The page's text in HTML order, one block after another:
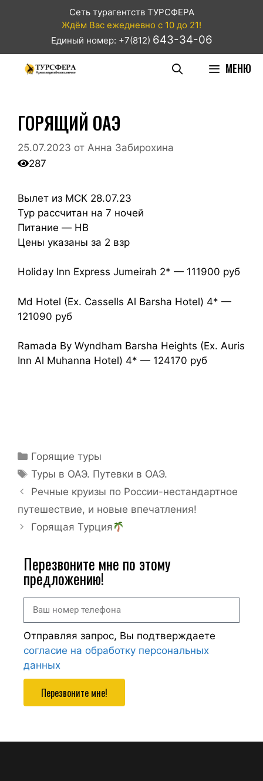
Сеть турагентств ТУРСФЕРА
Ждём Вас ежедневно с 10 до 21!
Единый номер: +7(812) 643-34-06
МЕНЮ
ГОРЯЩИЙ ОАЭ
25.07.2023 от Анна Забирохина
287
Вылет из МСК 28.07.23
Тур рассчитан на 7 ночей
Питание — HB
Цены указаны за 2 взр
Holiday Inn Express Jumeirah 2* — 111900 руб
Md Hotel (Ex. Cassells Al Barsha Hotel) 4* —
121090 руб
Ramada By Wyndham Barsha Heights (Ex. Auris
Inn Al Muhanna Hotel) 4* — 124170 руб
Горящие туры
Туры в ОАЭ. Путевки в ОАЭ.
Речные круизы по России-нестандартное
путешествие, и новые впечатления!
Горящая Турция
Перезвоните мне по этому
предложению!
Отправляя запрос, Вы подтверждаете
согласие на обработку персональных
данных
Перезвоните мне!